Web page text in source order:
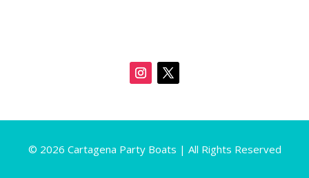
© 2026 Cartagena Party Boats | All Rights Reserved